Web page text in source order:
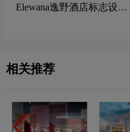
Elewana逸野酒店标志设计
相关推荐